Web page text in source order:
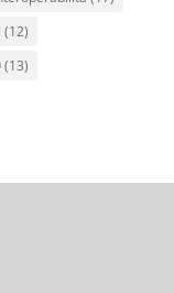
(12)
(13)